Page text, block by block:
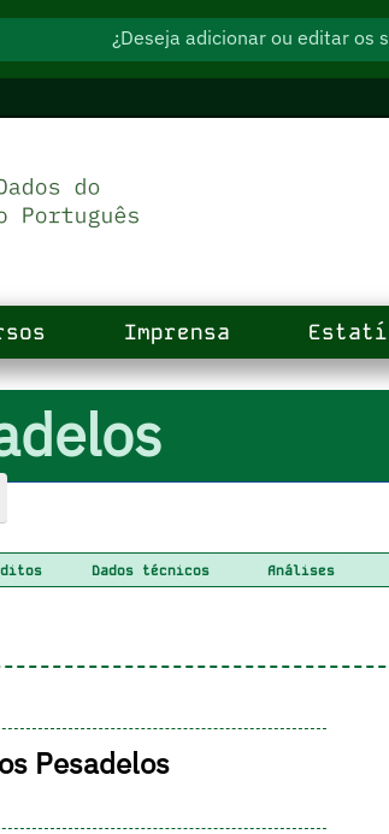
¿Deseja adicionar ou editar os
Imprensa
Dados técnicos Análises
Pesadelos